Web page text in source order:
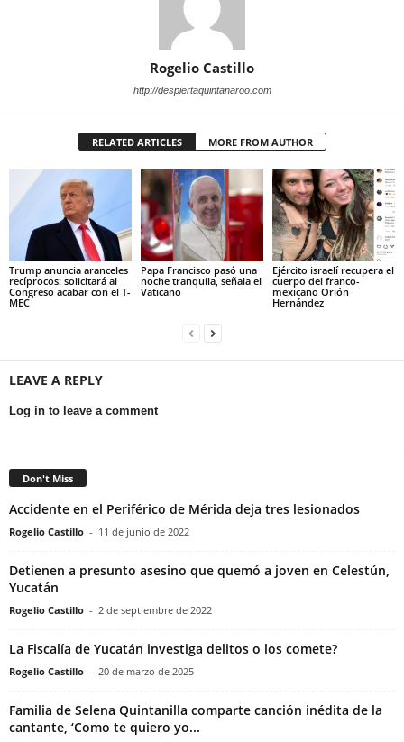
Rogelio Castillo
http://despiertaquintanaroo.com
RELATED ARTICLES MORE FROM AUTHOR
Trump anuncia aranceles
recíprocos: solicitará al
Congreso acabar con el T-
MEC
Papa Francisco pasó una
noche tranquila, señala el
Vaticano
Ejército israelí recupera el
cuerpo del franco-
mexicano Orión
Hernández
LEAVE A REPLY
Log in to leave a comment
Don't Miss
Accidente en el Periférico de Mérida deja tres lesionados
Rogelio Castillo - 11 de junio de 2022
Detienen a presunto asesino que quemó a joven en Celestún,
Yucatán
Rogelio Castillo - 2 de septiembre de 2022
La Fiscalía de Yucatán investiga delitos o los comete?
Rogelio Castillo - 20 de marzo de 2025
Familia de Selena Quintanilla comparte canción inédita de la
cantante, ‘Como te quiero yo...